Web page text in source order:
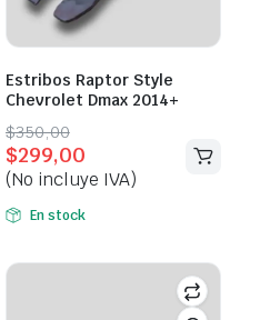
Estribos Raptor Style
Chevrolet Dmax 2014+
$350,00
Original
price
was:
$350,00.
$299,00
Current
price
is:
$299,00.
(No incluye IVA)
En stock